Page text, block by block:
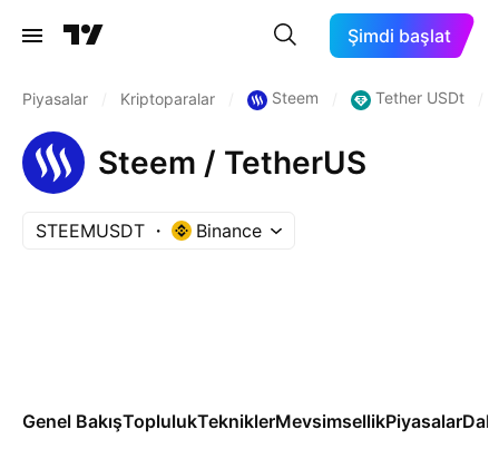
Şimdi başlat
Piyasalar Kriptoparalar Steem Tether USDt
Steem / TetherUS
STEEMUSDT Binance
Genel BakışToplulukTekniklerMevsimsellikPiyasalar